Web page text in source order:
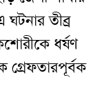
তীব্র
ধর্ষণ
গ্রেফতারপূর্বক